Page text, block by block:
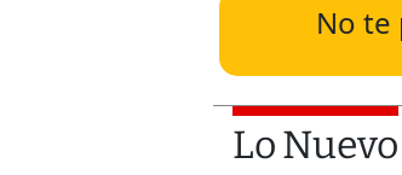
No te
Lo Nuevo